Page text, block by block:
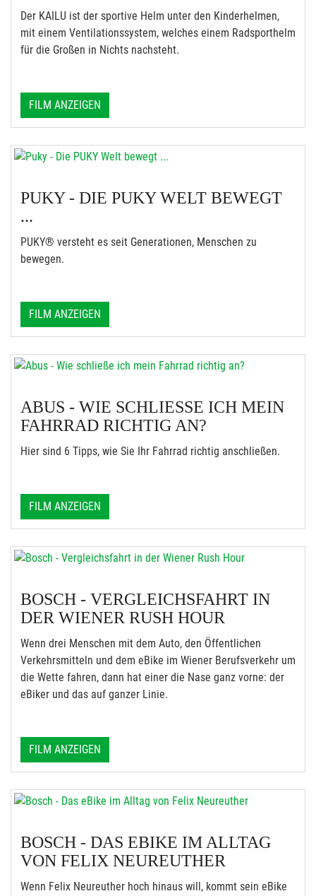
Der KAILU ist der sportive Helm unter den Kinderhelmen,
mit einem Ventilationssystem, welches einem Radsporthelm
für die Großen in Nichts nachsteht.
FILM ANZEIGEN
PUKY - DIE PUKY WELT BEWEGT
...
PUKY® versteht es seit Generationen, Menschen zu
bewegen.
FILM ANZEIGEN
ABUS - WIE SCHLIESSE ICH MEIN F
AHRRAD RICHTIG AN?
Hier sind 6 Tipps, wie Sie Ihr Fahrrad richtig anschließen.
FILM ANZEIGEN
BOSCH - VERGLEICHSFAHRT IN
DER WIENER RUSH HOUR
Wenn drei Menschen mit dem Auto, den Öffentlichen
Verkehrsmitteln und dem eBike im Wiener Berufsverkehr um
die Wette fahren, dann hat einer die Nase ganz vorne: der
eBiker und das auf ganzer Linie.
FILM ANZEIGEN
BOSCH - DAS EBIKE IM ALLTAG
VON FELIX NEUREUTHER
Wenn Felix Neureuther hoch hinaus will, kommt sein eBike